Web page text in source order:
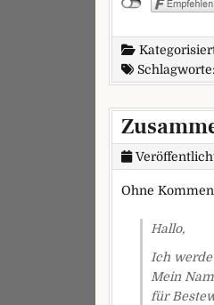
Schlagworte:
Ohne
Hallo,
Ich
Mein
für